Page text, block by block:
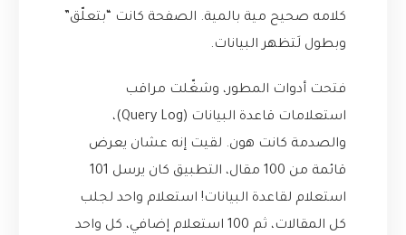
كلامه صحيح مية بالمية. الصفحة كانت “بتعلّق”
وبطول لَتظهر البيانات.
فتحت أدوات المطور، وشغّلت مراقب
استعلامات قاعدة البيانات (Query Log)،
والصدمة كانت هون. لقيت إنه عشان يعرض
قائمة من 100 مقال، التطبيق كان يرسل 101
استعلام لقاعدة البيانات! استعلام واحد لجلب
كل المقالات، ثم 100 استعلام إضافي، كل واحد